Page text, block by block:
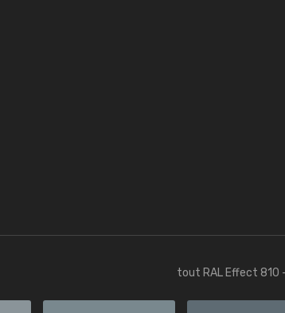
tout RAL Effect 810